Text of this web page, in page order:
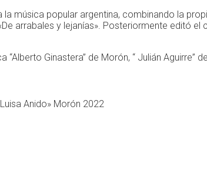
música popular argentina, combinando la
arrabales y lejanías». Posteriormente editó
Ginastera” de Morón, “ Julián Aguirre”
Anido» Morón 2022